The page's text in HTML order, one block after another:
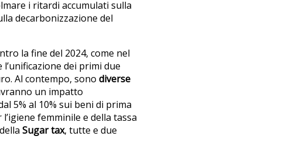
i ritardi accumulati sulla
decarbonizzazione del
la fine del 2024, come nel
dei primi due
Al contempo, sono diverse
un impatto
5% al 10% sui beni di prima
femminile e della tassa
della Sugar tax, tutte e due